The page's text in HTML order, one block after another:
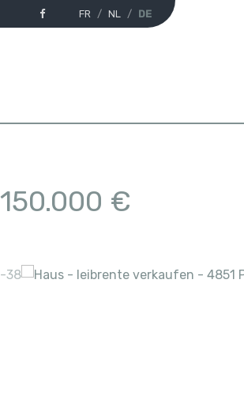
FR NL DE
150.000 €